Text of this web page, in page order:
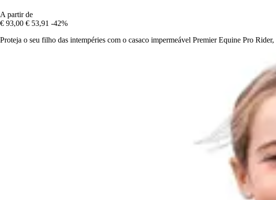
A partir de
€ 93,00 € 53,91 -42%
Proteja o seu filho das intempéries com o casaco impermeável Premier Equine Pro